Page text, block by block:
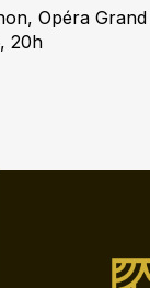
Opéra
20h